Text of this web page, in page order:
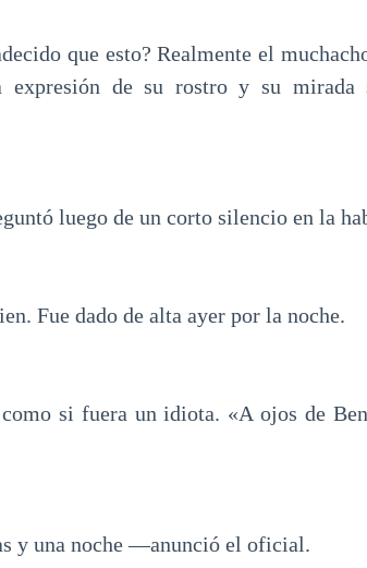
que esto? Realmente el
de su rostro y su mirada
luego de un corto silencio en la
Fue dado de alta ayer por la noche.
si fuera un idiota. «A ojos de
y una noche —anunció el oficial.